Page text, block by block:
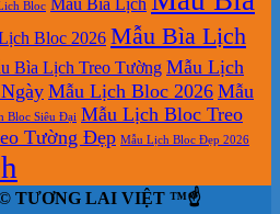
Bloc Mẫu Bìa Lịch
Bloc 2026 Mẫu Bìa Lịch
Bìa Lịch Treo Tường Mẫu Lịch
Mẫu Lịch Bloc 2026 Mẫu
Bloc Siêu Đại Mẫu Lịch Bloc Treo
Tường Đẹp Mẫu Lịch Bloc Đẹp 2026
TƯƠNG LAI VIỆT ™☝️